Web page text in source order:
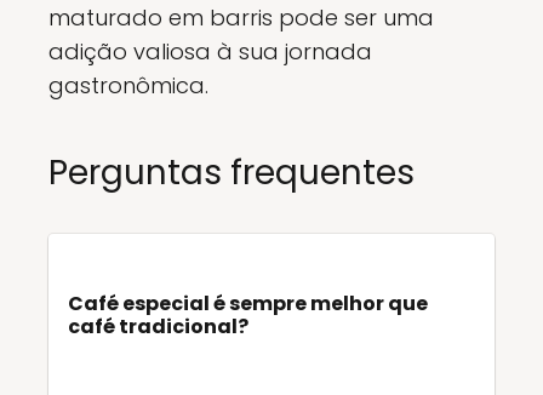
maturado em barris pode ser uma
adição valiosa à sua jornada
gastronômica.
Perguntas frequentes
Café especial é sempre melhor que
café tradicional?